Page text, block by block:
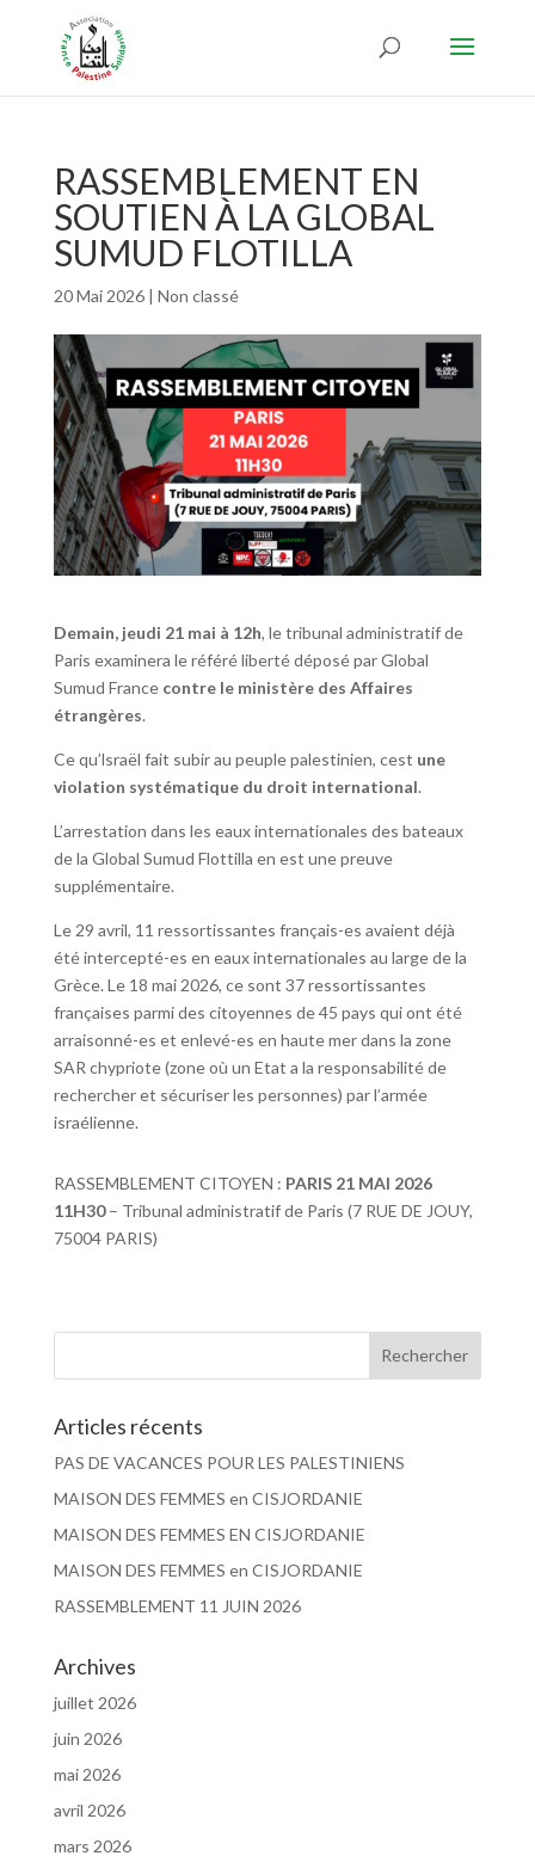
RASSEMBLEMENT EN
SOUTIEN À LA GLOBAL
SUMUD FLOTILLA
20 Mai 2026| Non classé
Demain, jeudi 21 mai à 12h, le tribunal administratif de
Paris examinera le référé liberté déposé par Global
Sumud France contre le ministère des Affaires
étrangères.
Ce qu’lsraël fait subir au peuple palestinien, cest une
violation systématique du droit international.
L’arrestation dans les eaux internationales des bateaux
de la Global Sumud Flottilla en est une preuve
supplémentaire.
Le 29 avril, 11 ressortissantes français-es avaient déjà
été intercepté-es en eaux internationales au large de la
Grèce. Le 18 mai 2026, ce sont 37 ressortissantes
françaises parmi des citoyennes de 45 pays qui ont été
arraisonné-es et enlevé-es en haute mer dans la zone
SAR chypriote (zone où un Etat a la responsabilité de
rechercher et sécuriser les personnes) par l’armée
israélienne.
RASSEMBLEMENT CITOYEN : PARIS 21 MAI 2026
11H30– Tribunal administratif de Paris (7 RUE DE JOUY,
75004 PARIS)
Articles récents
PAS DE VACANCES POUR LES PALESTINIENS
MAISON DES FEMMES en CISJORDANIE
MAISON DES FEMMES EN CISJORDANIE
MAISON DES FEMMES en CISJORDANIE
RASSEMBLEMENT 11 JUIN 2026
Archives
juillet 2026
juin 2026
mai 2026
avril 2026
mars 2026